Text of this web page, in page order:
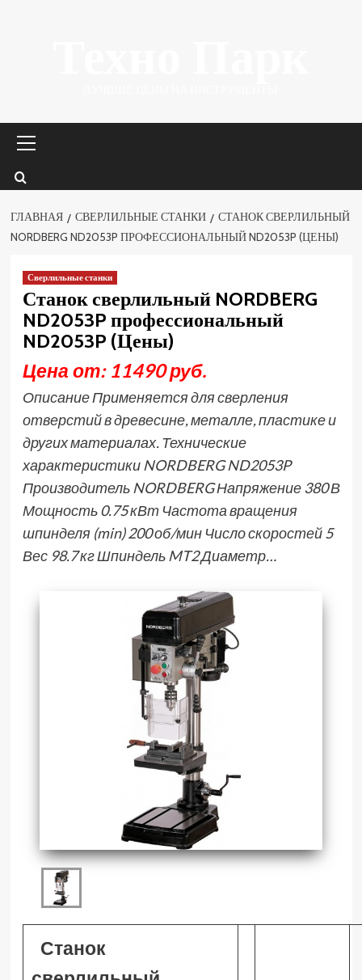
меню
ГЛАВНАЯ СВЕРЛИЛЬНЫЕ СТАНКИ
СТАНОК СВЕРЛИЛЬНЫЙ
NORDBERG ND2053P ПРОФЕССИОНАЛЬНЫЙ ND2053P (ЦЕНЫ)
Сверлильные станки
Станок сверлильный NORDBERG
ND2053P профессиональный
ND2053P (Цены)
Цена от: 11490 руб.
Описание Применяется для сверления
отверстий в древесине, металле, пластике и
других материалах. Технические
характеристики NORDBERG ND2053P
Производитель NORDBERG Напряжение 380 В
Мощность 0.75 кВт Частота вращения
шпинделя (min) 200 об/мин Число скоростей 5
Вес 98.7 кг Шпиндель MT2 Диаметр…
Станок